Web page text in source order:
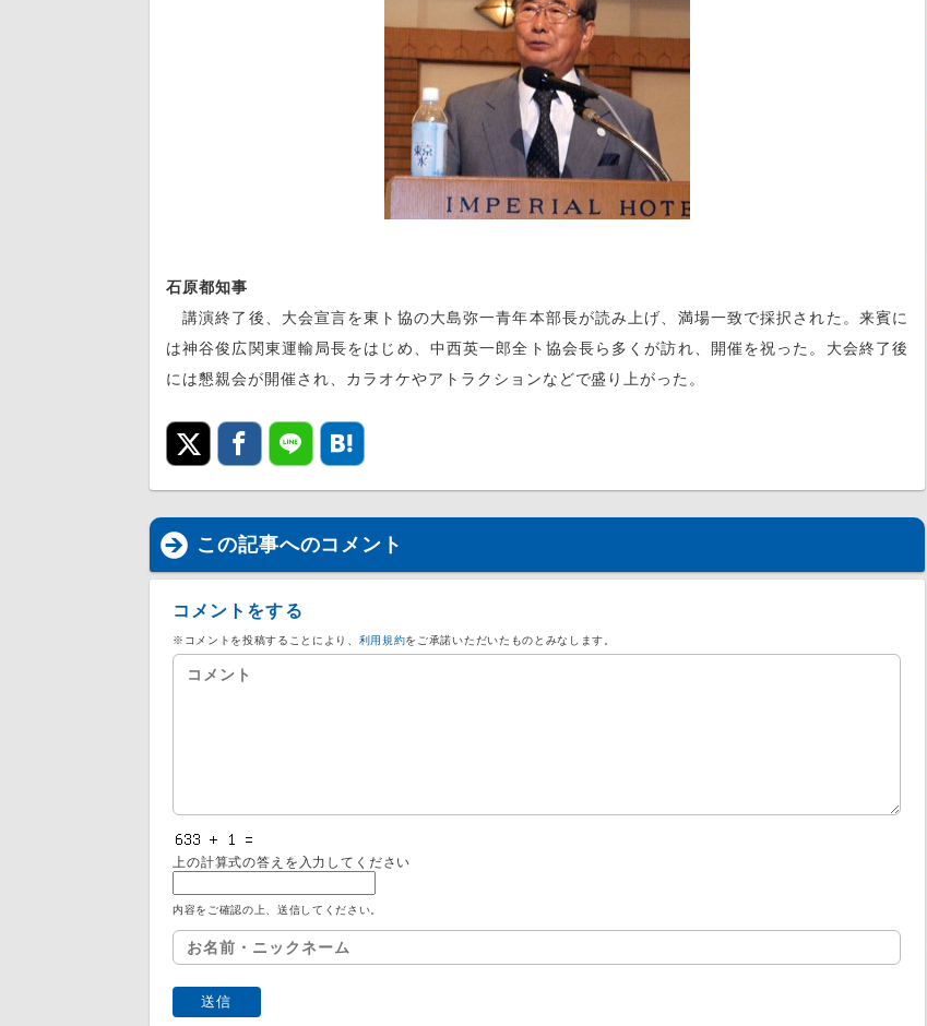
石原都知事
講演終了後、大会宣言を東ト協の大島弥一青年本部長が読み上げ、満場一致で採択された。来賓に
は神谷俊広関東運輸局長をはじめ、中西英一郎全ト協会長ら多くが訪れ、開催を祝った。大会終了後
には懇親会が開催され、カラオケやアトラクションなどで盛り上がった。
この記事へのコメント
コメントをする
※コメントを投稿することにより、 利用規約をご承諾いただいたものとみなします。
上の計算式の答えを入力してください
内容をご確認の上、送信してください。